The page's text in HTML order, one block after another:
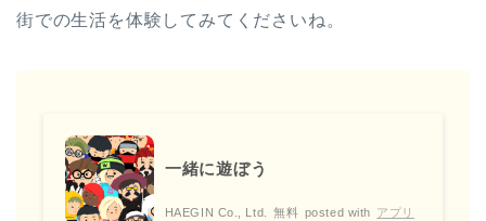
街での生活を体験してみてくださいね。
一緒に遊ぼう
HAEGIN Co., Ltd. 無料 posted with アプリ